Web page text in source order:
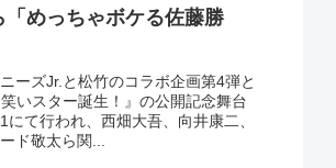
めっちゃボケる佐藤勝
ーズJr.と松竹のコラボ企画第4弾と
いスター誕生！』の公開記念舞台
て行われ、西畑大吾、向井康二、
ド敬太ら関...